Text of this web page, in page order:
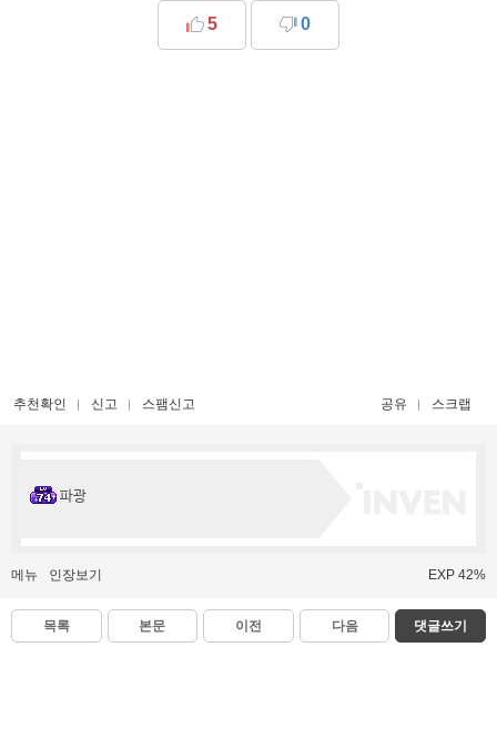
5 0
추천확인 신고 스팸신고 공유 스크랩
파광
메뉴 인장보기 EXP 42%
목록 본문 이전 다음 댓글쓰기